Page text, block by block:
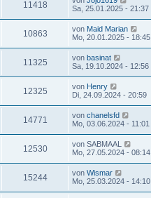
11418
Sa, 25.01.2025 - 21:37
10863 von Maid Marian
Mo, 20.01.2025 - 18:45
11325 von basinat
Sa, 19.10.2024 - 12:56
12325 von Henry
Di, 24.09.2024 - 20:59
14771 von chanelsfd
Mo, 03.06.2024 - 11:01
12530 von SABMAAL
Mo, 27.05.2024 - 08:14
15244 von Wismar
Mo, 25.03.2024 - 14:10